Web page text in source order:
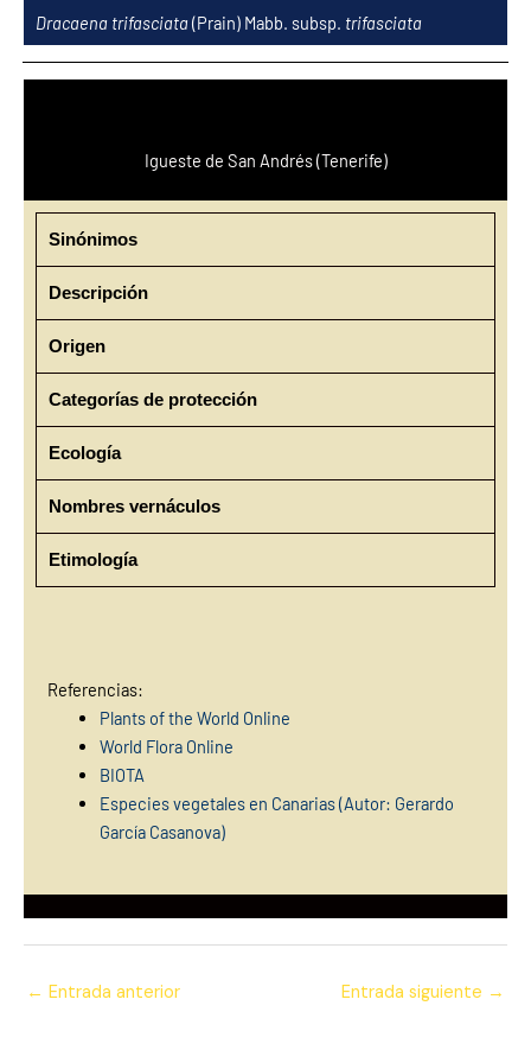
contenido
Dracaena trifasciata(Prain) Mabb. subsp. trifasciata
Igueste de San Andrés (Tenerife)
Sinónimos
Descripción
Origen
Categorías de protección
Ecología
Nombres vernáculos
Etimología
Referencias:
Plants of the World Online
World Flora Online
BIOTA
Especies vegetales en Canarias (Autor: Gerardo
García Casanova)
← Entrada anterior Entrada siguiente →